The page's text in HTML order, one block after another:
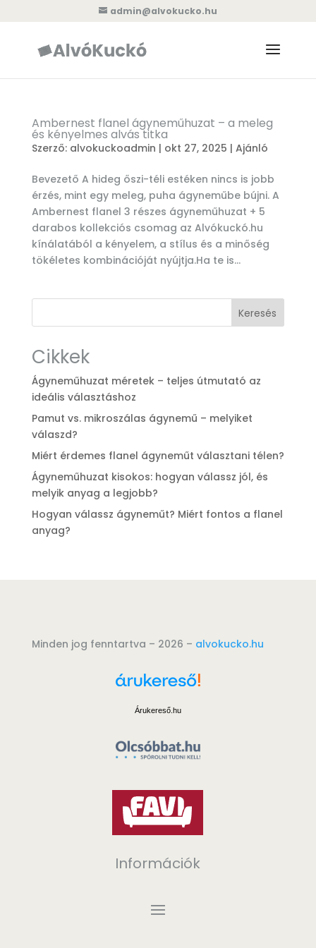
admin@alvokucko.hu
Ambernest flanel ágyneműhuzat – a meleg
és kényelmes alvás titka
Szerző: alvokuckoadmin | okt 27, 2025 | Ajánló
Bevezető A hideg őszi-téli estéken nincs is jobb
érzés, mint egy meleg, puha ágyneműbe bújni. A
Ambernest flanel 3 részes ágyneműhuzat + 5
darabos kollekciós csomag az Alvókuckó.hu
kínálatából a kényelem, a stílus és a minőség
tökéletes kombinációját nyújtja.Ha te is...
Keresés
Cikkek
Ágyneműhuzat méretek – teljes útmutató az
ideális választáshoz
Pamut vs. mikroszálas ágynemű – melyiket
válaszd?
Miért érdemes flanel ágyneműt választani télen?
Ágyneműhuzat kisokos: hogyan válassz jól, és
melyik anyag a legjobb?
Hogyan válassz ágyneműt? Miért fontos a flanel
anyag?
Minden jog fenntartva – 2026 – alvokucko.hu
Árukereső.hu
Információk